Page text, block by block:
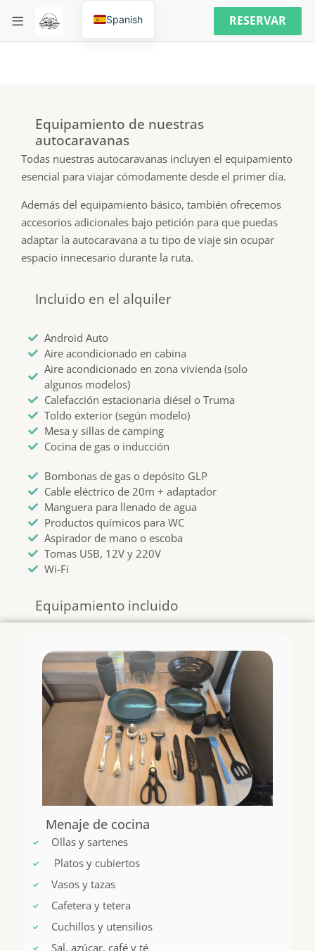
RESERVAR
Equipamiento de nuestras
autocaravanas
Todas nuestras autocaravanas incluyen el equipamiento
esencial para viajar cómodamente desde el primer día.
Además del equipamiento básico, también ofrecemos
accesorios adicionales bajo petición para que puedas
adaptar la autocaravana a tu tipo de viaje sin ocupar
espacio innecesario durante la ruta.
Incluido en el alquiler
Android Auto
Aire acondicionado en cabina
Aire acondicionado en zona vivienda (solo
algunos modelos)
Calefacción estacionaria diésel o Truma
Toldo exterior (según modelo)
Mesa y sillas de camping
Cocina de gas o inducción
Bombonas de gas o depósito GLP
Cable eléctrico de 20m + adaptador
Manguera para llenado de agua
Productos químicos para WC
Aspirador de mano o escoba
Tomas USB, 12V y 220V
Wi-Fi
Equipamiento incluido
Menaje de cocina
Ollas y sartenes
Platos y cubiertos
Vasos y tazas
Cafetera y tetera
Cuchillos y utensilios
Sal, azúcar, café y té
Spanish